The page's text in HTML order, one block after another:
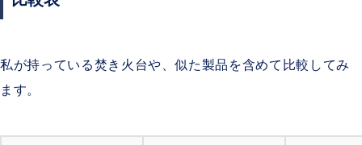
私が持っている焚き火台や、似た製品を含めて比較してみ
ます。